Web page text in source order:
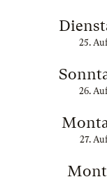
25.
26.
27.